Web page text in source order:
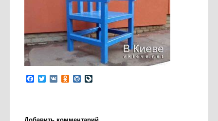
Facebook
Twitter
VK Odnoklassniki
Mail.Ru